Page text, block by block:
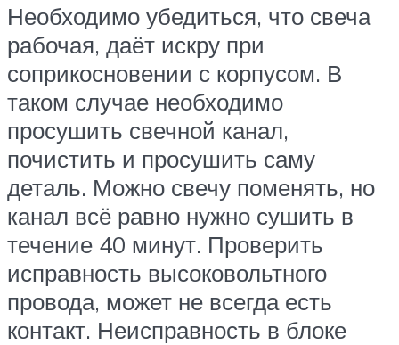
Необходимо убедиться, что свеча
рабочая, даёт искру при
соприкосновении с корпусом. В
таком случае необходимо
просушить свечной канал,
почистить и просушить саму
деталь. Можно свечу поменять, но
канал всё равно нужно сушить в
течение 40 минут. Проверить
исправность высоковольтного
провода, может не всегда есть
контакт. Неисправность в блоке